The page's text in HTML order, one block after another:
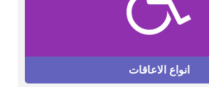
انواع الاعاقات